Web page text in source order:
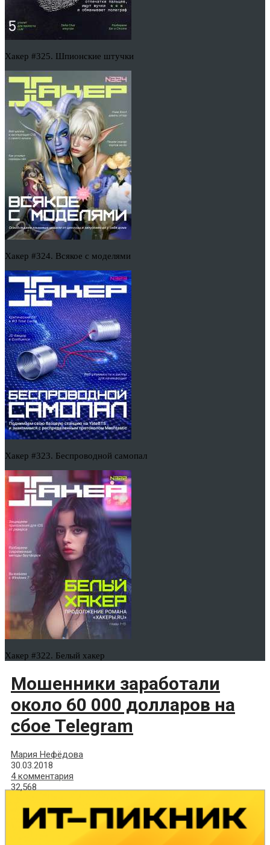
Хакер #325. Шпионские штучки
Хакер #324. Всякое с моделями
Хакер #323. Беспроводной самопал
Хакер #322. Белый хакер
Мошенники заработали
около 60 000 долларов на
сбое Telegram
Мария Нефёдова
30.03.2018
4 комментария
32,568